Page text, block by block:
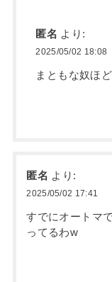
匿名 より:
2025/05/02 18:08
まともな奴ほ
匿名 より:
2025/05/02 17:41
すでにオートマ
ってるわw